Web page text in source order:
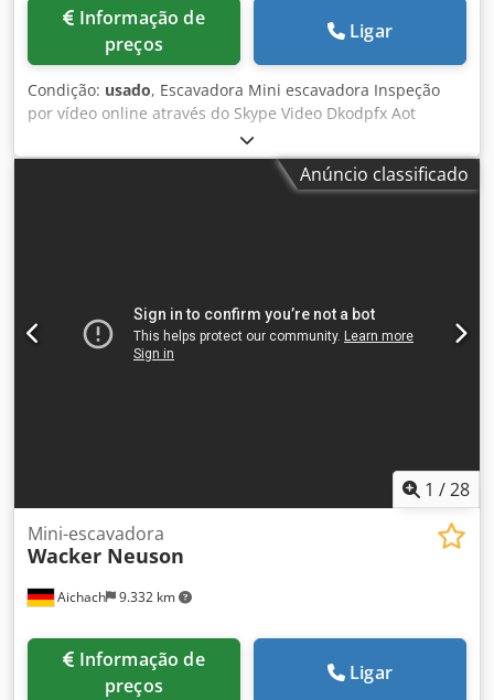
preços
Ligar
Condição: usado, Escavadora Mini escavadora Inspeção
por vídeo online através do Skype Video Dkodpfx Aot
Drmhjk Dor Ficaríamos muito satisfeitos com a sua visita -
mais máquinas em stock Disponível de imediato - Pode ser
inspeccionado Emskirchen / Nuremberg em stock - Pode
Anúncio classificado
1 /28
Aichach 9.332 km
Mini-escavadora
Wacker Neuson
preços
Ligar